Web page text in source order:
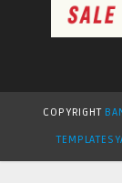
COPYRIGHT